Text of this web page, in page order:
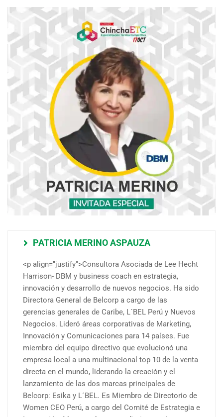
PATRICIA MERINO ASPAUZA
<p align="justify">Consultora Asociada de Lee Hecht
Harrison- DBM y business coach en estrategia,
innovación y desarrollo de nuevos negocios. Ha sido
Directora General de Belcorp a cargo de las
gerencias generales de Caribe, L´BEL Perú y Nuevos
Negocios. Lideró áreas corporativas de Marketing,
Innovación y Comunicaciones para 14 países. Fue
miembro del equipo directivo que evolucionó una
empresa local a una multinacional top 10 de la venta
directa en el mundo, liderando la creación y el
lanzamiento de las dos marcas principales de
Belcorp: Esika y L´BEL. Es Miembro de Directorio de
Women CEO Perú, a cargo del Comité de Estrategia e